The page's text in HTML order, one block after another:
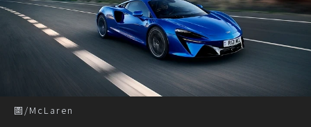
圖/McLaren